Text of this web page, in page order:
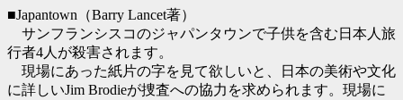
■Japantown（Barry Lancet著）
サンフランシスコのジャパンタウンで子供を含む日本人旅
行者4人が殺害されます。
現場にあった紙片の字を見て欲しいと、日本の美術や文化
に詳しいJim Brodieが捜査への協力を求められます。現場に